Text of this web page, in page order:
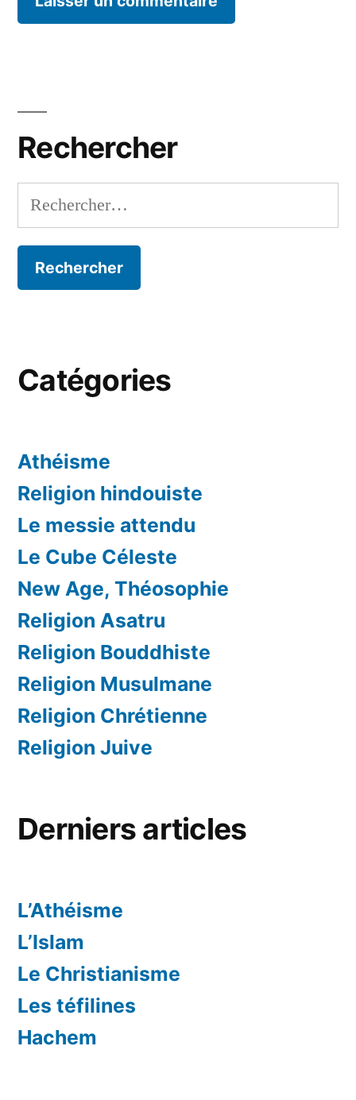
Rechercher
Rechercher :
Catégories
Athéisme
Religion hindouiste
Le messie attendu
Le Cube Céleste
New Age, Théosophie
Religion Asatru
Religion Bouddhiste
Religion Musulmane
Religion Chrétienne
Religion Juive
Derniers articles
L’Athéisme
L’Islam
Le Christianisme
Les téfilines
Hachem